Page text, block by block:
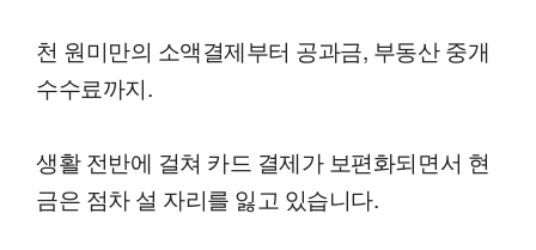
천 원미만의 소액결제부터 공과금, 부동산 중개
수수료까지.
생활 전반에 걸쳐 카드 결제가 보편화되면서 현
금은 점차 설 자리를 잃고 있습니다.